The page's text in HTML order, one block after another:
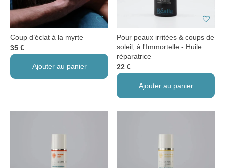
favorite
Coup d’éclat à la myrte
35 €
Ajouter au panier
favorite
Pour peaux irritées & coups de
soleil, à l'Immortelle - Huile
réparatrice
22 €
Ajouter au panier